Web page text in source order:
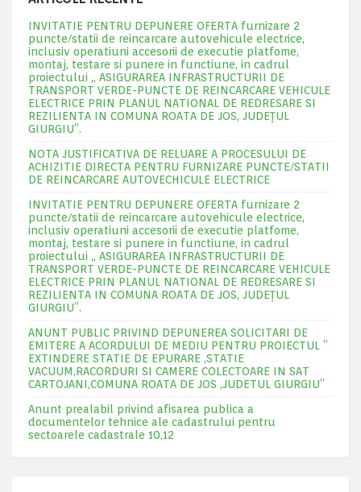
INVITATIE PENTRU DEPUNERE OFERTA furnizare 2
puncte/statii de reincarcare autovehicule electrice,
inclusiv operatiuni accesorii de executie platfome,
montaj, testare si punere in functiune, in cadrul
proiectului „ ASIGURAREA INFRASTRUCTURII DE
TRANSPORT VERDE-PUNCTE DE REINCARCARE VEHICULE
ELECTRICE PRIN PLANUL NATIONAL DE REDRESARE SI
REZILIENTA IN COMUNA ROATA DE JOS, JUDEŢUL
GIURGIU”.
NOTA JUSTIFICATIVA DE RELUARE A PROCESULUI DE
ACHIZITIE DIRECTA PENTRU FURNIZARE PUNCTE/STATII
DE REINCARCARE AUTOVECHICULE ELECTRICE
INVITATIE PENTRU DEPUNERE OFERTA furnizare 2
puncte/statii de reincarcare autovehicule electrice,
inclusiv operatiuni accesorii de executie platfome,
montaj, testare si punere in functiune, in cadrul
proiectului „ ASIGURAREA INFRASTRUCTURII DE
TRANSPORT VERDE-PUNCTE DE REINCARCARE VEHICULE
ELECTRICE PRIN PLANUL NATIONAL DE REDRESARE SI
REZILIENTA IN COMUNA ROATA DE JOS, JUDEŢUL
GIURGIU”.
ANUNT PUBLIC PRIVIND DEPUNEREA SOLICITARI DE
EMITERE A ACORDULUI DE MEDIU PENTRU PROIECTUL ”
EXTINDERE STATIE DE EPURARE ,STATIE
VACUUM,RACORDURI SI CAMERE COLECTOARE IN SAT
CARTOJANI,COMUNA ROATA DE JOS ,JUDETUL GIURGIU”
Anunt prealabil privind afisarea publica a
documentelor tehnice ale cadastrului pentru
sectoarele cadastrale 10,12